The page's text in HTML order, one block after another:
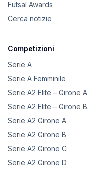
Futsal Awards
Cerca notizie
Competizioni
Serie A
Serie A Femminile
Serie A2 Elite – Girone A
Serie A2 Elite – Girone B
Serie A2 Girone A
Serie A2 Girone B
Serie A2 Girone C
Serie A2 Girone D